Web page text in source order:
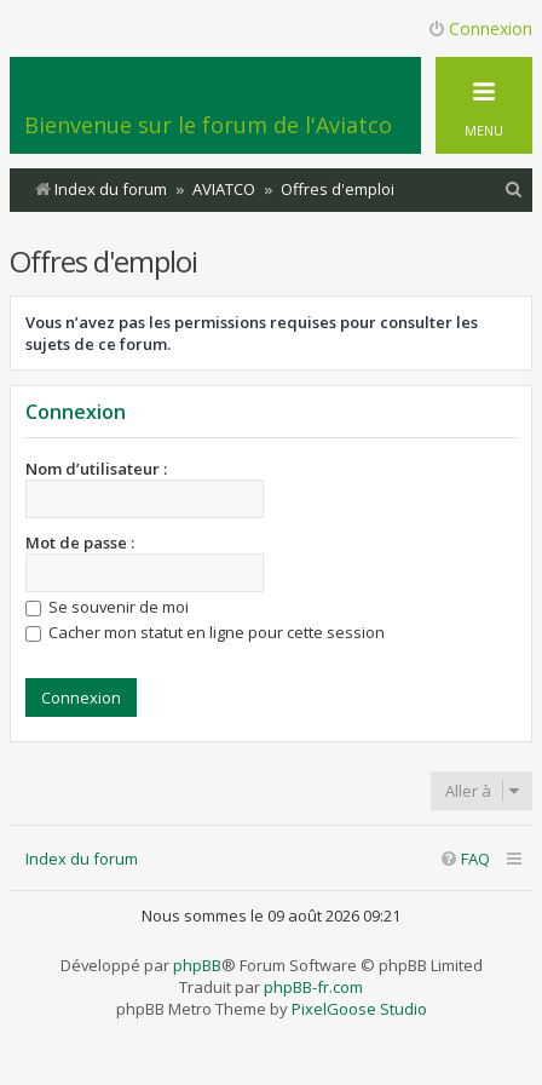
Connexion
Bienvenue sur le forum de l'Aviatco MENU
Index du forum AVIATCO Offres d'emploi
c
Offres d'emploi
Vous n’avez pas les permissions requises pour consulter les
sujets de ce forum.
Connexion
Nom d’utilisateur :
Mot de passe :
Se souvenir de moi
Cacher mon statut en ligne pour cette session
Aller à
Index du forum FAQ
Nous sommes le 09 août 2026 09:21
Développé parphpBB® Forum Software © phpBB Limited
Traduit parphpBB-fr.com
phpBB Metro Theme byPixelGoose Studio